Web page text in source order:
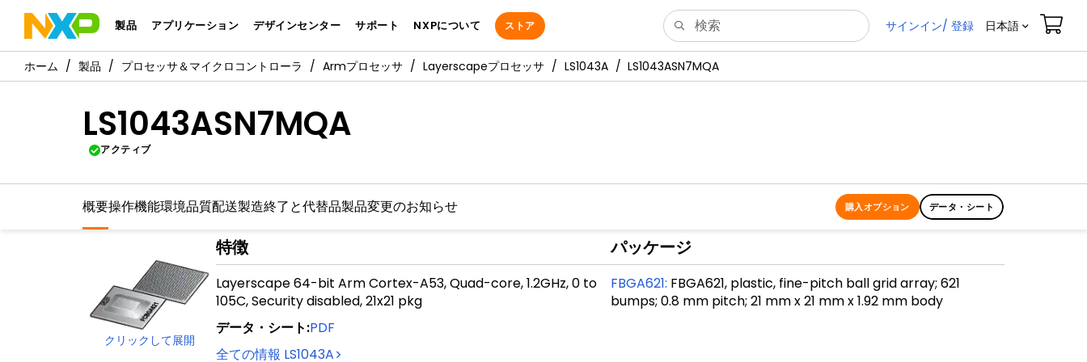
製品 アプリケーション デザインセンター サポート NXPについて ストア サインイン/ 登録 日本語
製品 プロセッサ＆マイクロコントローラ Armプロセッサ Layerscapeプロセッサ LS1043A LS1043ASN7MQA
LS1043ASN7MQA
アクティブ
概要操作機能環境品質配送製造終了と代替品製品変更のお知らせ 購入オプション データ・シート
クリックして展開
特徴
Layerscape 64-bit Arm Cortex-A53, Quad-core, 1.2GHz, 0 to
105C, Security disabled, 21x21 pkg
データ・シート:PDF
全ての情報 LS1043A
パッケージ
FBGA621: FBGA621, plastic, fine-pitch ball grid array; 621
bumps; 0.8 mm pitch; 21 mm x 21 mm x 1.92 mm body